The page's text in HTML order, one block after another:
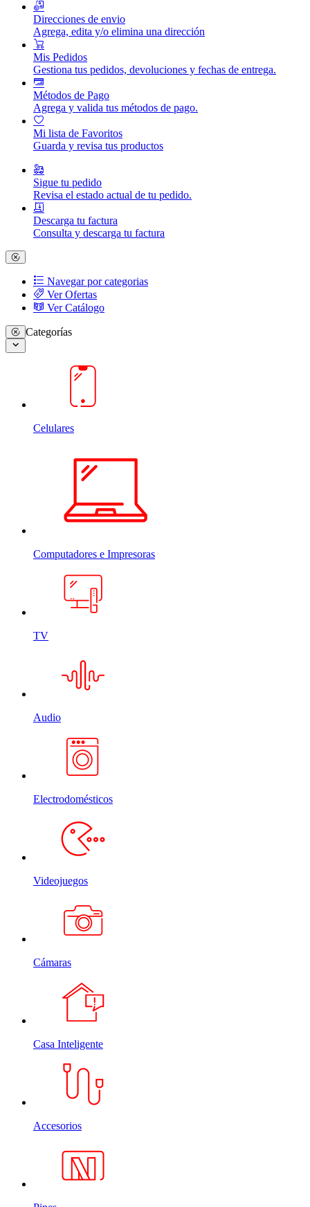
Direcciones de envio
Agrega, edita y/o elimina una dirección
Mis Pedidos
Gestiona tus pedidos, devoluciones y fechas de entrega.
Métodos de Pago
Agrega y valida tus métodos de pago.
Mi lista de Favoritos
Guarda y revisa tus productos
Sigue tu pedido
Revisa el estado actual de tu pedido.
Descarga tu factura
Consulta y descarga tu factura
Navegar por categorias
Ver Ofertas
Ver Catálogo
Categorías
Celulares
Computadores e Impresoras
TV
Audio
Electrodomésticos
Videojuegos
Cámaras
Casa Inteligente
Accesorios